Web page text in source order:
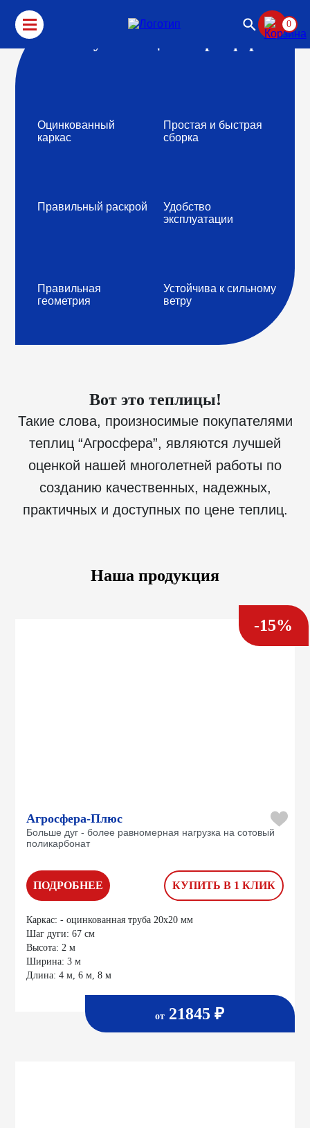
0
Почему теплицы “Агросфера”?
Оцинкованный
каркас
Простая и быстрая
сборка
Правильный раскрой
Удобство
эксплуатации
Правильная
геометрия
Устойчива к сильному
ветру
Вот это теплицы!
Такие слова, произносимые покупателями
теплиц “Агросфера”, являются лучшей
оценкой нашей многолетней работы по
созданию качественных, надежных,
практичных и доступных по цене теплиц.
Наша продукция
-15%
Агросфера-Плюс
Больше дуг - более равномерная нагрузка на сотовый
поликарбонат
ПОДРОБНЕЕ КУПИТЬ В 1 КЛИК
Каркас:- оцинкованная труба 20х20 мм
Шаг дуги:67 см
Высота:2 м
Ширина:3 м
Длина:4 м, 6 м, 8 м
от 21845 ₽